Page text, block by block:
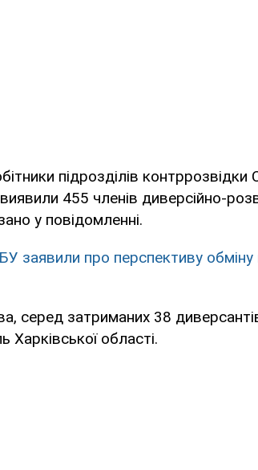
підрозділів
455 членів диверсійно-
у повідомленні.
заявили про перспективу
серед затриманих 38
області.